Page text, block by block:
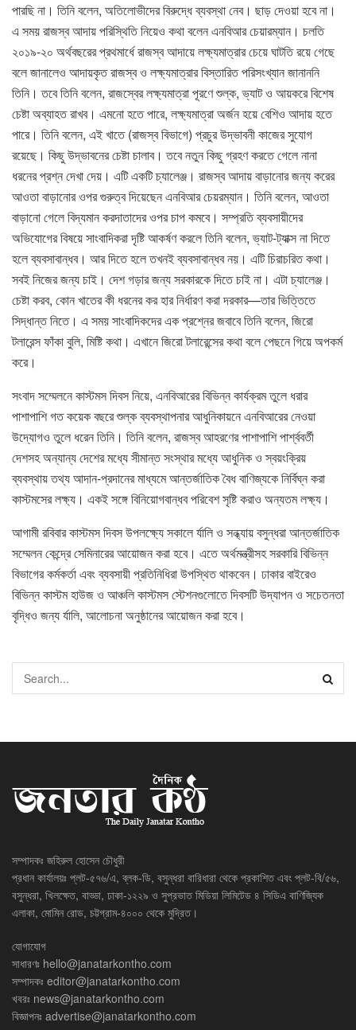
পারছি না। তিনি বলেন, অতিলোভীদের বিরুদ্ধে ব্যবস্থা নেব। ছাড় দেওয়া হবে না।
এ সময় রাজস্ব আদায় পরিস্থিতি নিয়েও কথা বলেন এনবিআর চেয়ারম্যান। চলতি
২০১৯-২০ অর্থবছরের প্রথমার্ধে রাজস্ব আদায়ে লক্ষ্যমাত্রার চেয়ে ঘাটতি রয়ে গেছে
বলে জানালেও আদায়কৃত রাজস্ব ও লক্ষ্যমাত্রার বিস্তারিত পরিসংখ্যান জানাননি
তিনি। তবে তিনি বলেন, রাজস্বের লক্ষ্যমাত্রা পূরণে শুল্ক, ভ্যাট ও আয়করে বিশেষ
চেষ্টা অব্যাহত রাখব। এমনো হতে পারে, লক্ষ্যমাত্রা অর্জন হয়ে বেশিও আদায় হতে
পারে। তিনি বলেন, এই খাতে (রাজস্ব বিভাগে) প্রচুর উদ্ভাবনী কাজের সুযোগ
রয়েছে। কিছু উদ্ভাবনের চেষ্টা চালাব। তবে নতুন কিছু গ্রহণ করতে গেলে নানা
ধরনের প্রশ্ন দেখা দেয়। এটি একটি চ্যালেঞ্জ। রাজস্ব আদায় বাড়ানোর জন্য করের
আওতা বাড়ানোর ওপর গুরুত্ব দিয়েছেন এনবিআর চেয়রম্যান। তিনি বলেন, আওতা
বাড়ানো গেলে বিদ্যমান করদাতাদের ওপর চাপ কমবে। সম্প্রতি ব্যবসায়ীদের
অভিযোগের বিষয়ে সাংবাদিকরা দৃষ্টি আকর্ষণ করলে তিনি বলেন, ভ্যাট-ট্যাক্স না দিতে
হলে ব্যবসাবান্ধব। আর দিতে হলে তখনই ব্যবসাবান্ধব নয়। এটি চিরাচরিত কথা।
সবই নিজের জন্য চাই। দেশ গড়ার জন্য সরকারকে দিতে চাই না। এটা চ্যালেঞ্জ।
চেষ্টা করব, কোন খাতের কী ধরনের কর হার নির্ধারণ করা দরকার—তার ভিত্তিতে
সিদ্ধান্ত নিতে। এ সময় সাংবাদিকদের এক প্রশ্নের জবাবে তিনি বলেন, জিরো
টলারেন্স ফাঁকা বুলি, মিষ্টি কথা। এখানে জিরো টলারেন্সের কথা বলে পেছনে গিয়ে অপকর্ম
করে।
সংবাদ সম্মেলনে কাস্টমস দিবস নিয়ে, এনবিআরের বিভিন্ন কার্যক্রম তুলে ধরার
পাশাপাশি গত কয়েক বছরে শুল্ক ব্যবস্থাপনার আধুনিকায়নে এনবিআরের নেওয়া
উদ্যোগও তুলে ধরেন তিনি। তিনি বলেন, রাজস্ব আহরণের পাশাপাশি পার্শ্ববর্তী
দেশসহ অন্যান্য দেশের মধ্যে সীমান্ত সংস্থার মধ্যে আধুনিক ও স্বয়ংক্রিয়
ব্যবস্থায় তথ্য আদান-প্রদানের মাধ্যমে আন্তর্জাতিক বৈধ বাণিজ্যকে নির্বিঘ্ন করা
কাস্টমসের লক্ষ্য। একই সঙ্গে বিনিয়োগবান্ধব পরিবেশ সৃষ্টি করাও অন্যতম লক্ষ্য।
আগামী রবিবার কাস্টমস দিবস উপলক্ষ্যে সকালে র্যালি ও সন্ধ্যায় বসুন্ধরা আন্তর্জাতিক
সম্মেলন কেন্দ্রে সেমিনারের আয়োজন করা হবে। এতে অর্থমন্ত্রীসহ সরকারি বিভিন্ন
বিভাগের কর্মকর্তা এবং ব্যবসায়ী প্রতিনিধিরা উপস্থিত থাকবেন। ঢাকার বাইরেও
বিভিন্ন কাস্টম হাউজ ও আঞ্চলি কাস্টমস স্টেশনগুলোতে দিবসটি উদ্যাপন ও সচেতনতা
বৃদ্ধিও জন্য র্যালি, আলোচনা অনুষ্ঠানের আয়োজন করা হবে।
সম্পাদকঃ জহিরুল হোসেন চৌধুরী
প্রধান কার্যালয়ঃ প্লট-৫৭৬/এ, ব্লক-ডি, বসুন্ধরা বারিধারা থেকে প্রকাশিত এবং প্লট-বি/৫৬,
বসুন্ধরা, খিলক্ষেত, বাড্ডা, ঢাকা-১২২৯ ও সুপ্রভাত মিডিয়া লিমিটেড ৪ সিডিএ বাণিজ্যিক
এলাকা, মোমিন রোড, চট্টগ্রাম-৪০০০ থেকে মুদ্রিত।
যোগাযোগ
সাধারণঃ hello@janatarkontho.com
সম্পাদকঃ editor@janatarkontho.com
খবরঃ news@janatarkontho.com
বিজ্ঞাপনঃ advertise@janatarkontho.com